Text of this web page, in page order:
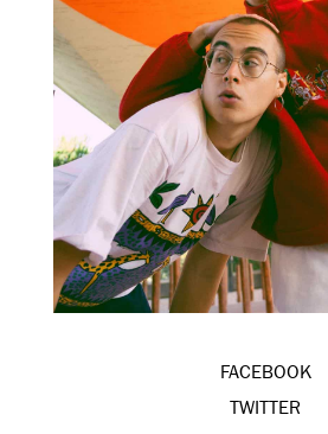
FACEBOOK
TWITTER